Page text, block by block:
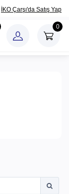
İKO Çarşı'da Satış Yap
0